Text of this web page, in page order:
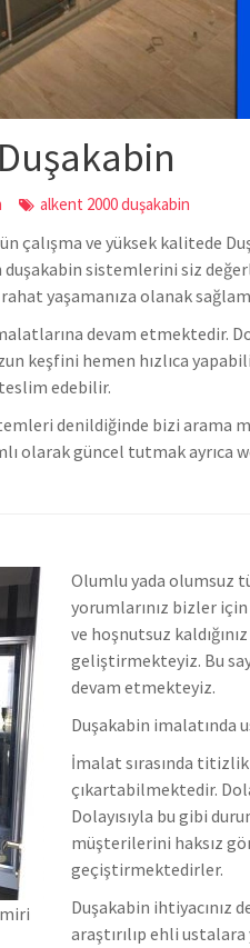
alkent 2000 duşakabin
çalışma ve yüksek kalitede
duşakabin sistemlerini siz
yaşamanıza olanak
devam etmektedir.
keşfini hemen hızlıca
edebilir.
denildiğinde bizi arama
olarak güncel tutmak ayrıca
Olumlu yada olumsuz
yorumlarınız bizler için
ve hoşnutsuz
geliştirmekteyiz. Bu
devam etmekteyiz.
Duşakabin imalatında
İmalat sırasında
çıkartabilmektedir.
Dolayısıyla bu gibi
müşterilerini haksız
geçiştirmektedirler.
Duşakabin ihtiyacınız
araştırılıp ehli ustalara